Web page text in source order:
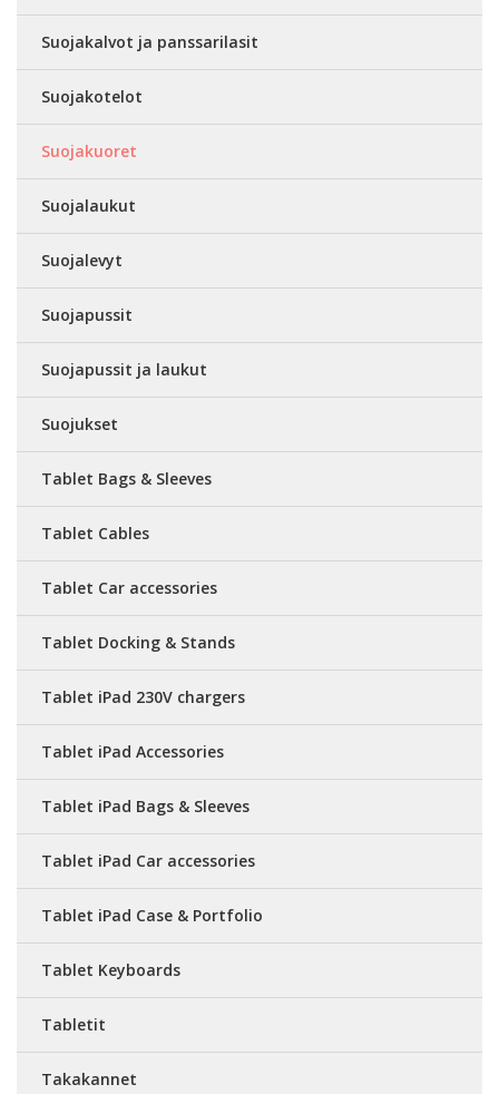
Suojakalvot ja panssarilasit
Suojakotelot
Suojakuoret
Suojalaukut
Suojalevyt
Suojapussit
Suojapussit ja laukut
Suojukset
Tablet Bags & Sleeves
Tablet Cables
Tablet Car accessories
Tablet Docking & Stands
Tablet iPad 230V chargers
Tablet iPad Accessories
Tablet iPad Bags & Sleeves
Tablet iPad Car accessories
Tablet iPad Case & Portfolio
Tablet Keyboards
Tabletit
Takakannet